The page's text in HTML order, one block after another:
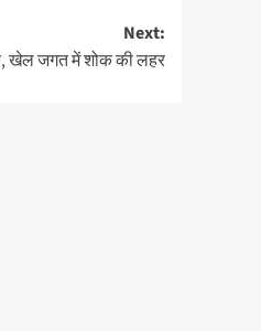
Next:
खेल जगत में शोक की लहर